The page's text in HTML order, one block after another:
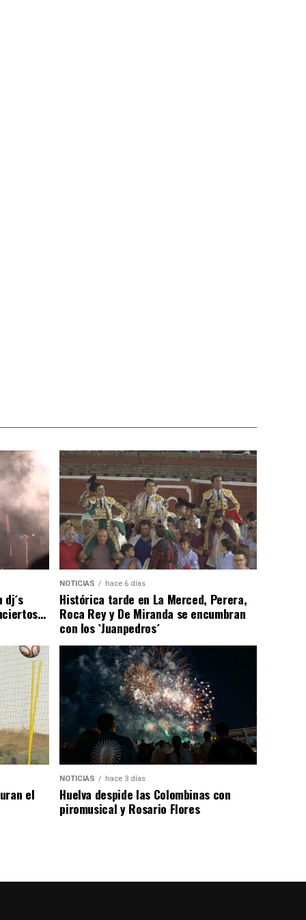
NOTICIAS hace 6 días
Histórica tarde en La Merced, Perera,
Roca Rey y De Miranda se encumbran
con los `Juanpedros´
el
NOTICIAS hace 3 días
Huelva despide las Colombinas con
piromusical y Rosario Flores